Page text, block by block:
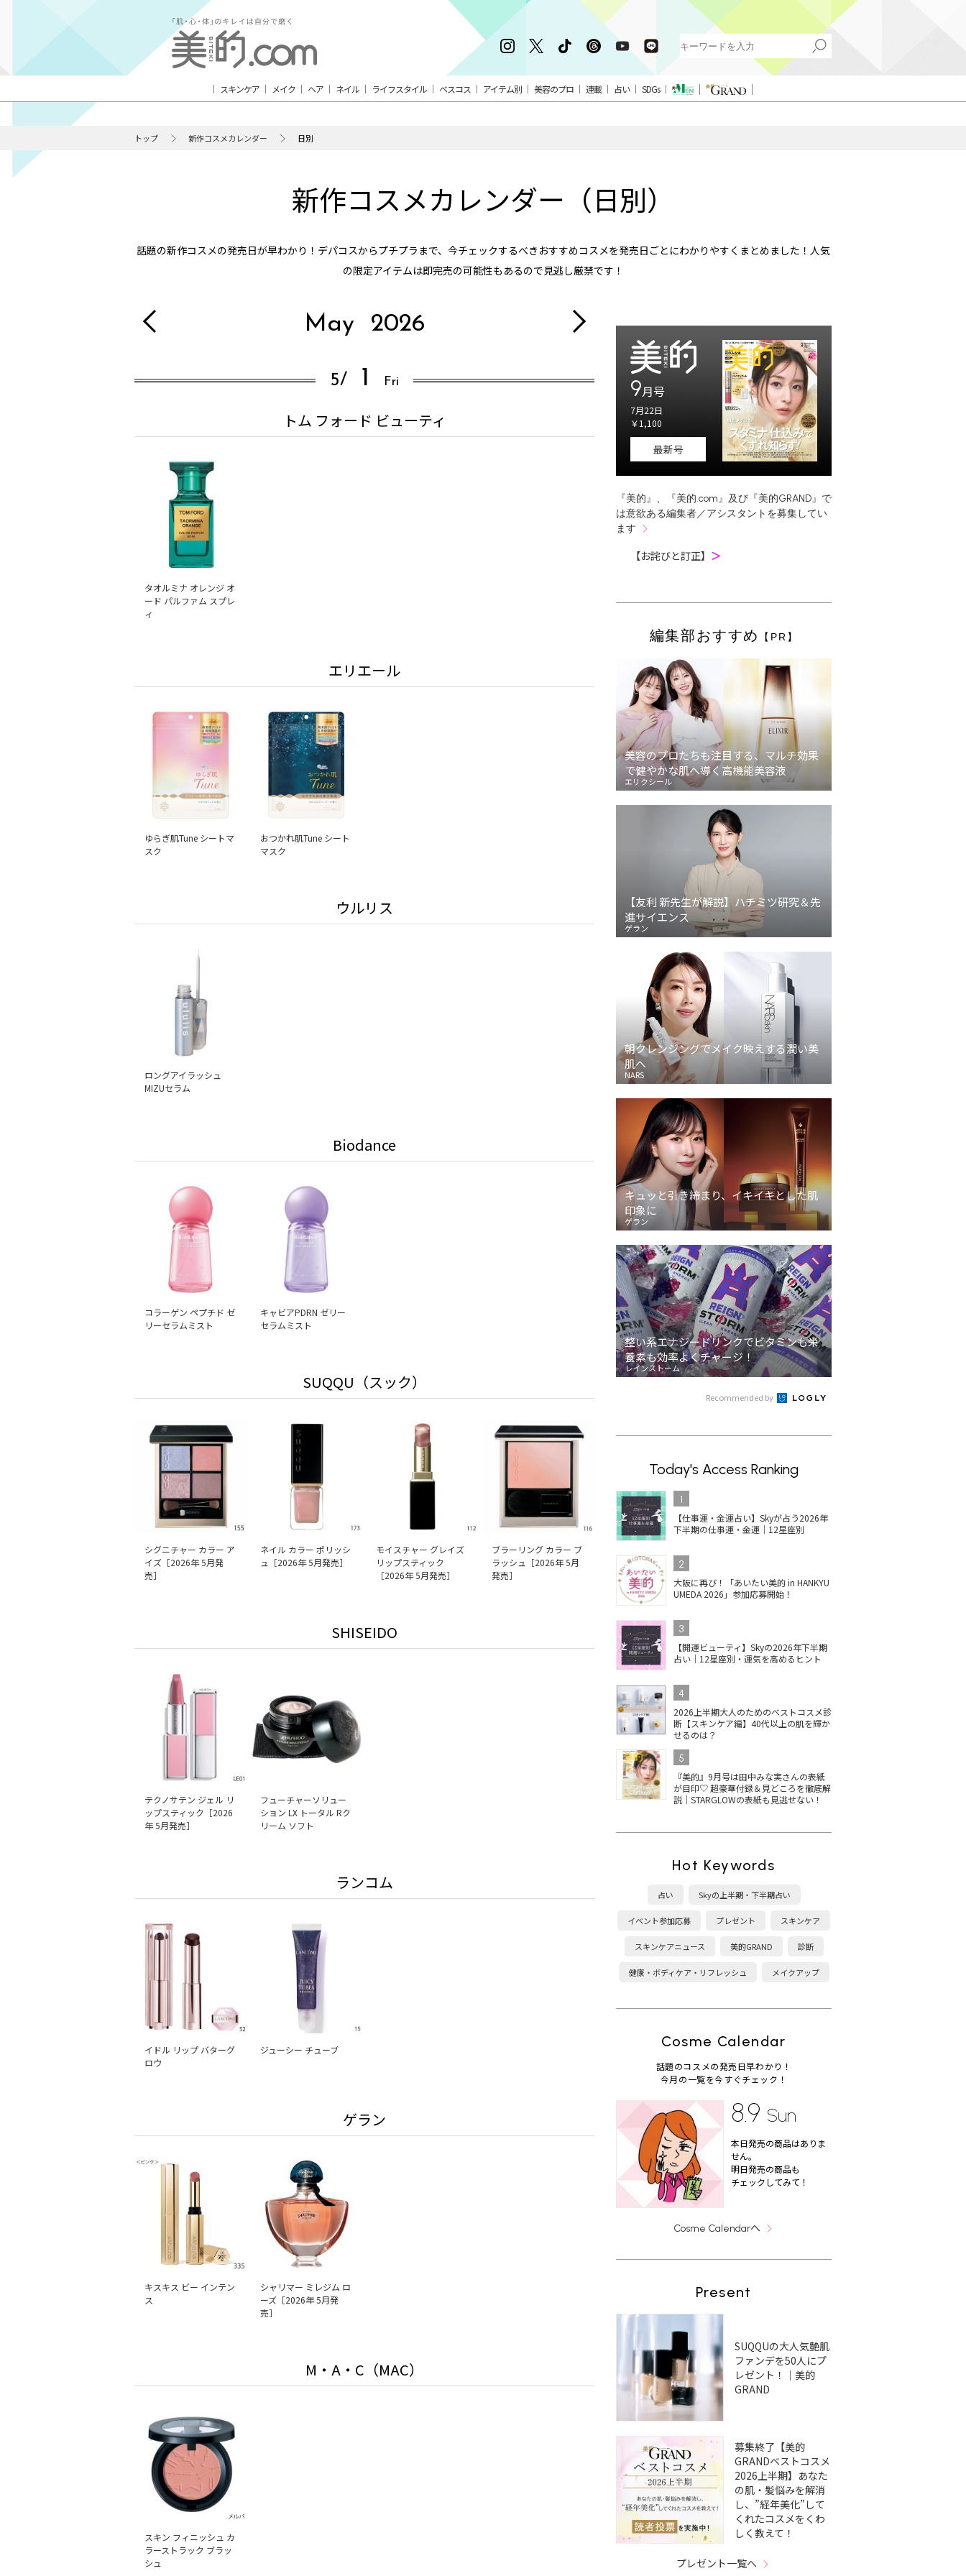
スキンケア メイク ヘア ネイル ライフスタイル ベスコス アイテム別 美容のプロ 連載 占い SDGs
トップ 新作コスメカレンダー 日別
新作コスメカレンダー（日別）
話題の新作コスメの発売日が早わかり！デパコスからプチプラまで、今チェックするべきおすすめコスメを発売日ごとにわかりやすくまとめました！人気
の限定アイテムは即完売の可能性もあるので見逃し厳禁です！
May 2026
5/ 1 Fri
トム フォード ビューティ
タオルミナ オレンジ オ
ード パルファム スプレ
ィ
エリエール
ゆらぎ肌Tune シートマ
スク
おつかれ肌Tune シート
マスク
ウルリス
ロングアイラッシュ
MIZUセラム
Biodance
コラーゲン ペプチド ゼ
リーセラムミスト
キャビアPDRN ゼリー
セラムミスト
SUQQU（スック）
シグニチャー カラー ア
イズ［2026年 5月発
売］
ネイル カラー ポリッシ
ュ［2026年 5月発売］
モイスチャー グレイズ
リップスティック
［2026年 5月発売］
ブラーリング カラー ブ
ラッシュ［2026年 5月
発売］
SHISEIDO
テクノサテン ジェル リ
ップスティック［2026
年 5月発売］
フューチャーソリュー
ション LX トータル Rク
リーム ソフト
ランコム
イドル リップ バターグ
ロウ
ジューシー チューブ
ゲラン
キスキス ビー インテン
ス
シャリマー ミレジム ロ
ーズ［2026年 5月発
売］
M・A・C（MAC）
スキン フィニッシュ カ
ラーストラック ブラッ
シュ
9月号
7月22日
￥1,100
最新号
『美的』、『美的.com』及び『美的GRAND』で
は意欲ある編集者／アシスタントを募集してい
ます
【お詫びと訂正】 ＞
編集部おすすめ 【PR】
美容のプロたちも注目する、マルチ効果
で健やかな肌へ導く高機能美容液
エリクシール
【友利 新先生が解説】ハチミツ研究＆先
進サイエンス
ゲラン
朝クレンジングでメイク映えする潤い美
肌へ
NARS
キュッと引き締まり、イキイキとした肌
印象に
ゲラン
整い系エナジードリンクでビタミンも栄
養素も効率よくチャージ！
レインストーム
Recommended by
Today's Access Ranking
1
【仕事運・金運占い】Skyが占う2026年
下半期の仕事運・金運｜12星座別
2
大阪に再び！「あいたい美的 in HANKYU
UMEDA 2026」参加応募開始！
3
【開運ビューティ】Skyの2026年下半期
占い｜12星座別・運気を高めるヒント
4
2026上半期大人のためのベストコスメ診
断【スキンケア編】40代以上の肌を輝か
せるのは？
5
『美的』9月号は田中みな実さんの表紙
が目印♡ 超豪華付録＆見どころを徹底解
説｜STARGLOWの表紙も見逃せない！
Hot Keywords
占い Skyの上半期・下半期占い
イベント参加応募 プレゼント スキンケア
スキンケアニュース 美的GRAND 診断
健康・ボディケア・リフレッシュ メイクアップ
Cosme Calendar
話題のコスメの発売日早わかり！
今月の一覧を今すぐチェック！
8.9 Sun
本日発売の商品はありま
せん。
明日発売の商品も
チェックしてみて！
Cosme Calendarへ
Present
SUQQUの大人気艶肌
ファンデを50人にプ
レゼント！｜美的
GRAND
募集終了【美的
GRANDベストコスメ
2026上半期】あなた
の肌・髪悩みを解消
し、”経年美化”して
くれたコスメをくわ
しく教えて！
プレゼント一覧へ